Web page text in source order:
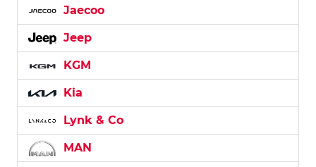
Jaecoo
Jeep
KGM
Kia
Lynk & Co
MAN